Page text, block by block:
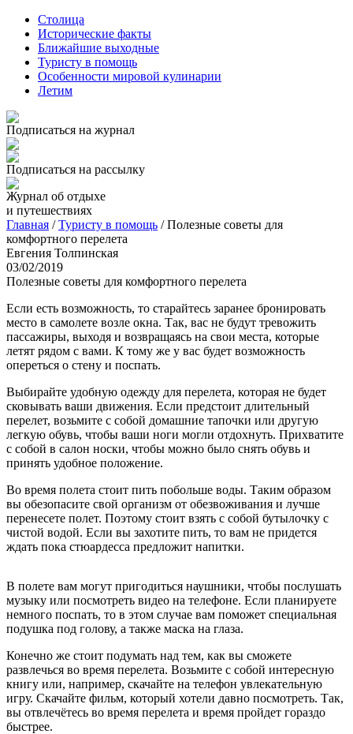
Столица
Исторические факты
Ближайшие выходные
Туристу в помощь
Особенности мировой кулинарии
Летим
Подписаться на журнал
Подписаться на рассылку
Журнал об отдыхе
и путешествиях
Главная /Туристу в помощь /Полезные советы для
комфортного перелета
Евгения Толпинская
03/02/2019
Полезные советы для комфортного перелета
Если есть возможность, то старайтесь заранее бронировать
место в самолете возле окна. Так, вас не будут тревожить
пассажиры, выходя и возвращаясь на свои места, которые
летят рядом с вами. К тому же у вас будет возможность
опереться о стену и поспать.
Выбирайте удобную одежду для перелета, которая не будет
сковывать ваши движения. Если предстоит длительный
перелет, возьмите с собой домашние тапочки или другую
легкую обувь, чтобы ваши ноги могли отдохнуть. Прихватите
с собой в салон носки, чтобы можно было снять обувь и
принять удобное положение.
Во время полета стоит пить побольше воды. Таким образом
вы обезопасите свой организм от обезвоживания и лучше
перенесете полет. Поэтому стоит взять с собой бутылочку с
чистой водой. Если вы захотите пить, то вам не придется
ждать пока стюардесса предложит напитки.
В полете вам могут пригодиться наушники, чтобы послушать
музыку или посмотреть видео на телефоне. Если планируете
немного поспать, то в этом случае вам поможет специальная
подушка под голову, а также маска на глаза.
Конечно же стоит подумать над тем, как вы сможете
развлечься во время перелета. Возьмите с собой интересную
книгу или, например, скачайте на телефон увлекательную
игру. Скачайте фильм, который хотели давно посмотреть. Так,
вы отвлечётесь во время перелета и время пройдет гораздо
быстрее.